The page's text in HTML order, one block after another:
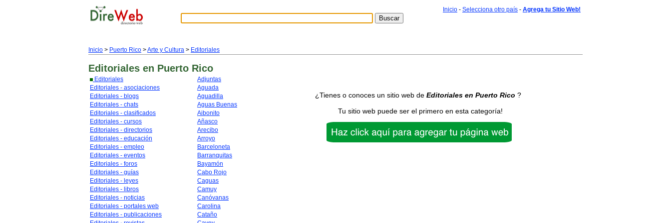
Inicio - Selecciona otro país - Agrega tu Sitio Web!
Inicio > Puerto Rico >Arte y Cultura > Editoriales
Editoriales en Puerto Rico
Editoriales
Editoriales - asociaciones
Editoriales - blogs
Editoriales - chats
Editoriales - clasificados
Editoriales - cursos
Editoriales - directorios
Editoriales - educación
Editoriales - empleo
Editoriales - eventos
Editoriales - foros
Editoriales - guías
Editoriales - leyes
Editoriales - libros
Editoriales - noticias
Editoriales - portales web
Editoriales - publicaciones
Adjuntas
Aguada
Aguadilla
Aguas Buenas
Aibonito
Añasco
Arecibo
Arroyo
Barceloneta
Barranquitas
Bayamón
Cabo Rojo
Caguas
Camuy
Canóvanas
Carolina
Cataño
¿Tienes o conoces un sitio web de Editoriales en Puerto Rico ?
Tu sitio web puede ser el primero en esta categoría!